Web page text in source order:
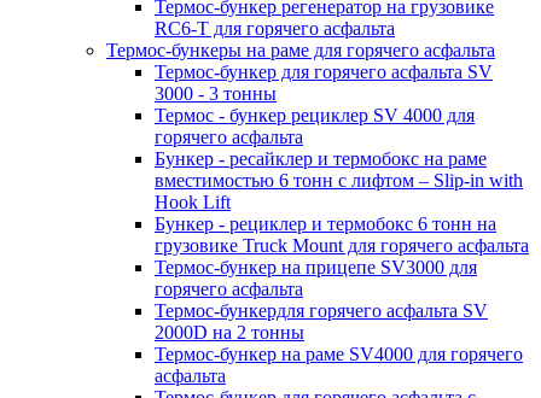
Термос-бункер регенератор на грузовикe
RC6-T для горячего асфальта
Термос-бункеры на раме для горячего асфальта
Термос-бункер для горячего асфальта SV
3000 - 3 тонны
Термос - бункер рециклер SV 4000 для
горячего асфальта
Бункер - ресайклер и термобокс на раме
вместимостью 6 тонн с лифтом – Slip-in with
Hook Lift
Бункер - рециклер и термобокс 6 тонн на
грузовике Truck Mount для горячего асфальта
Термос-бункер на прицепе SV3000 для
горячего асфальта
Термос-бункердля горячего асфальта SV
2000D на 2 тонны
Термос-бункер на раме SV4000 для горячего
асфальта